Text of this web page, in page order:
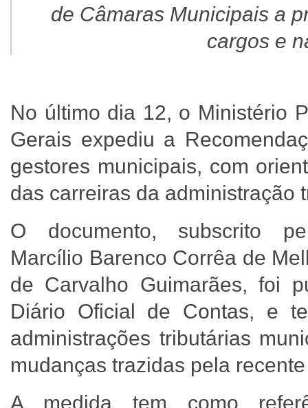
de Câmaras Municipais a
cargos e
No último dia 12, o Ministério
Gerais expediu a
gestores municipais, com
das carreiras da
O documento, subscrito
Marcílio Barenco Corrêa de
de Carvalho Guimarães, foi
Diário Oficial de Contas, e
administrações tributárias
mudanças trazidas pela
A medida tem como